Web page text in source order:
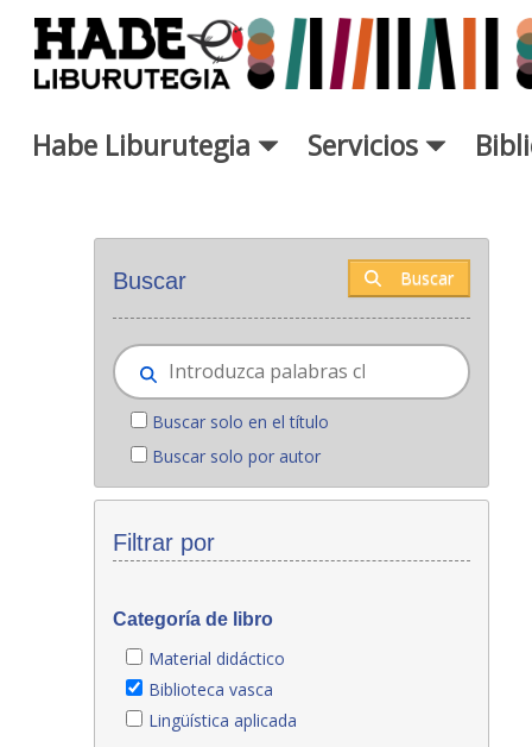
Saltar al contenido principal
Habe Liburutegia Servicios
Buscar Buscar
Buscar solo en el título
Buscar solo por autor
Filtrar por
Categoría de libro
Material didáctico
Biblioteca vasca
Lingüística aplicada